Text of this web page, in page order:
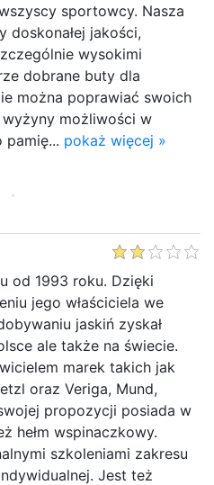
sportowcy. Nasza
doskonałej jakości,
wysokimi
dobrane buty dla
można poprawiać swoich
możliwości w
pamię... pokaż więcej »
od 1993 roku. Dzięki
jego właściciela we
jaskiń zyskał
ale także na świecie.
marek takich jak
oraz Veriga, Mund,
propozycji posiada w
hełm wspinaczkowy.
szkoleniami zakresu
Jest też